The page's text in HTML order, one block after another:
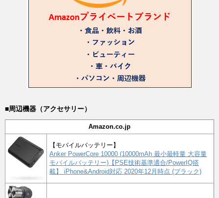
■周辺機器（アクセサリー）
Amazon.co.jp
【モバイルバッテリー】
Anker PowerCore 10000 (10000mAh 最小最軽量 大容量
モバイルバッテリー)【PSE技術基準適合/PowerIQ搭
載】 iPhone&Android対応 2020年12月時点 (ブラック)